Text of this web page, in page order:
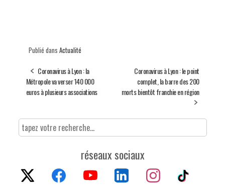
Publié dans Actualité
Coronavirus à Lyon : la
Métropole va verser 140 000
euros à plusieurs associations
Coronavirus à Lyon : le point
complet, la barre des 200
morts bientôt franchie en région
réseaux sociaux